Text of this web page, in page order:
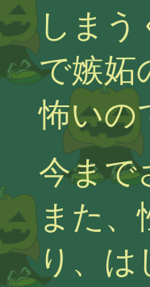
しま
で嫉妬
怖いの
今まで
また
り、